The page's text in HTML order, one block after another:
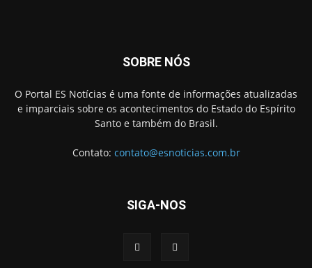
SOBRE NÓS
O Portal ES Notícias é uma fonte de informações atualizadas
e imparciais sobre os acontecimentos do Estado do Espírito
Santo e também do Brasil.
Contato: contato@esnoticias.com.br
SIGA-NOS